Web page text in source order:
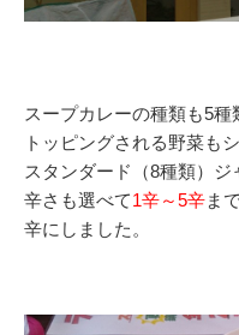
スープカレーの種類も5種
トッピングされる野菜も
スタンダード（8種類）ジ
辛さも選べて1辛～5辛ま
辛にしました。